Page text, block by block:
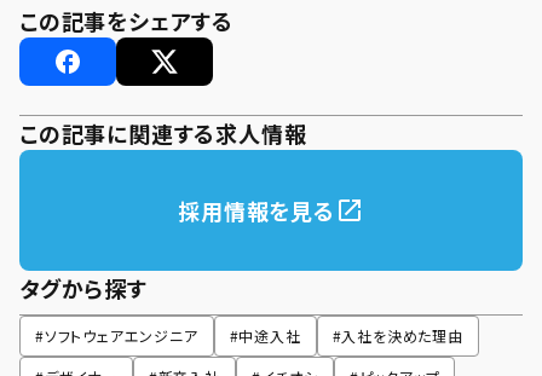
この記事をシェアする
この記事に関連する求人情報
採用情報を見る
タグから探す
#ソフトウェアエンジニア #中途入社 #入社を決めた理由